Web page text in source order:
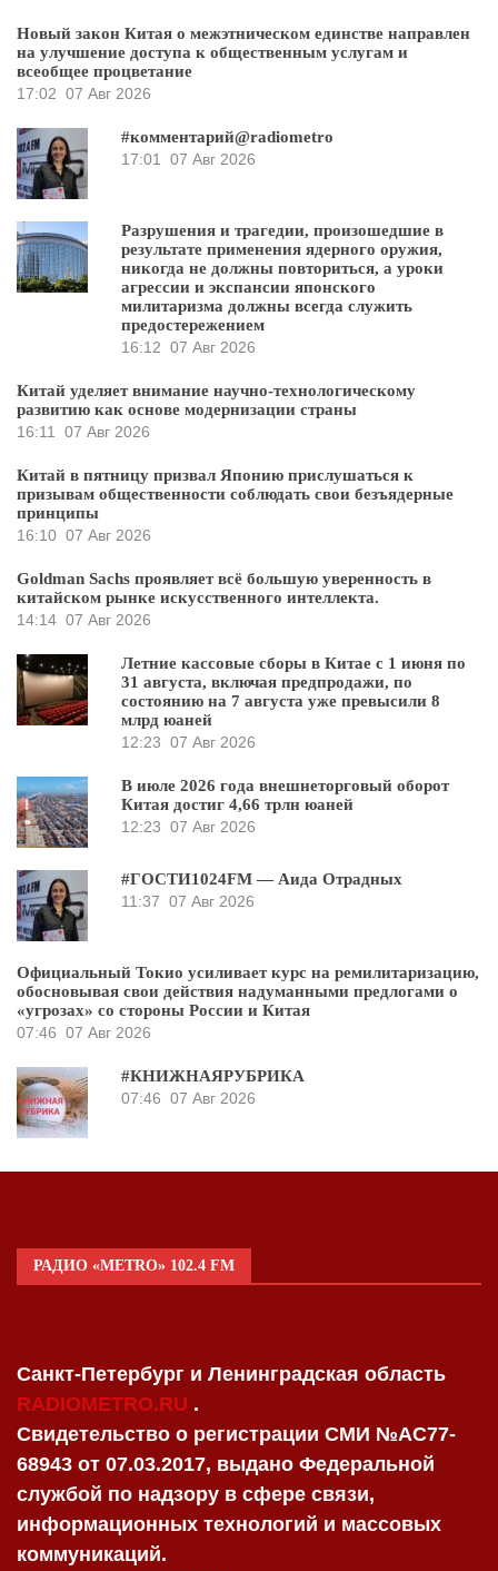
Новый закон Китая о межэтническом единстве направлен
на улучшение доступа к общественным услугам и
всеобщее процветание
17:02 07 Авг 2026
#комментарий@radiometro
17:01
07 Авг 2026
Разрушения и трагедии, произошедшие в
результате применения ядерного оружия,
никогда не должны повториться, а уроки
агрессии и экспансии японского
милитаризма должны всегда служить
предостережением
16:12 07 Авг 2026
Китай уделяет внимание научно-технологическому
развитию как основе модернизации страны
16:11
07 Авг 2026
Китай в пятницу призвал Японию прислушаться к
призывам общественности соблюдать свои безъядерные
принципы
16:10 07 Авг 2026
Goldman Sachs проявляет всё большую уверенность в
китайском рынке искусственного интеллекта.
14:14 07 Авг 2026
Летние кассовые сборы в Китае с 1 июня по
31 августа, включая предпродажи, по
состоянию на 7 августа уже превысили 8
млрд юаней
12:23 07 Авг 2026
В июле 2026 года внешнеторговый оборот
Китая достиг 4,66 трлн юаней
12:23 07 Авг 2026
#ГОСТИ1024FM — Аида Отрадных
11:37 07 Авг 2026
Официальный Токио усиливает курс на ремилитаризацию,
обосновывая свои действия надуманными предлогами о
«угрозах» со стороны России и Китая
07:46 07 Авг 2026
#КНИЖНАЯРУБРИКА
07:46 07 Авг 2026
РАДИО «METRO» 102.4 FM
Санкт-Петербург и Ленинградская область
RADIOMETRO.RU .
Свидетельство о регистрации СМИ №AC77-
68943 от 07.03.2017, выдано Федеральной
службой по надзору в сфере связи,
информационных технологий и массовых
коммуникаций.